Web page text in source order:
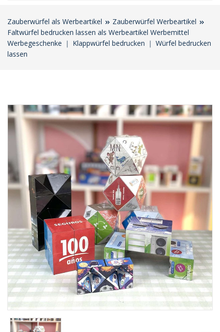
Zauberwürfel als Werbeartikel
Zauberwürfel Werbeartikel
Faltwürfel bedrucken lassen als Werbeartikel Werbemittel
Werbegeschenke ｜ Klappwürfel bedrucken ｜ Würfel bedrucken
lassen